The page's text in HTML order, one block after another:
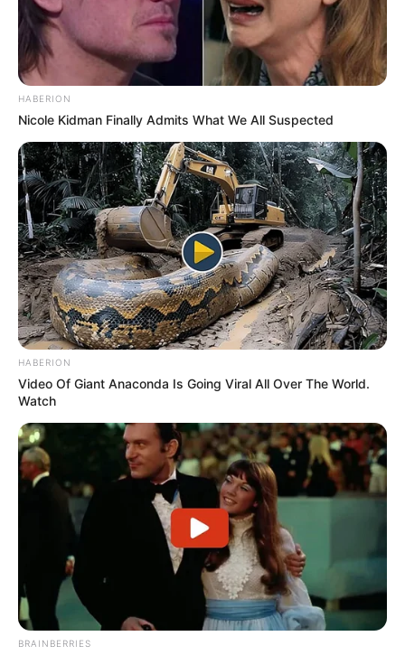
HABERION
Nicole Kidman Finally Admits What We All Suspected
HABERION
Video Of Giant Anaconda Is Going Viral All Over The World.
Watch
BRAINBERRIES